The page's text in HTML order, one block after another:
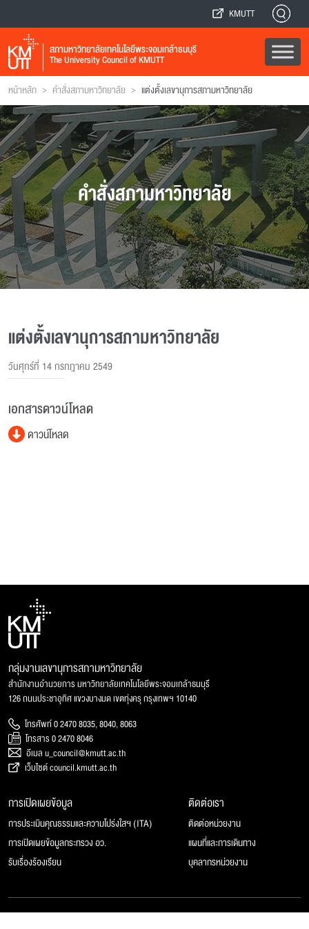
KMUTT
สภามหาวิทยาลัยเทคโนโลยีพระจอมเกล้าธนบุรี
The University Council of KMUTT
หน้าหลัก > คำสั่งสภามหาวิทยาลัย > แต่งตั้งเลขานุการสภามหาวิทยาลัย
คำสั่งสภามหาวิทยาลัย
แต่งตั้งเลขานุการสภามหาวิทยาลัย
วันศุกร์ที่ 14 กรกฎาคม 2549
เอกสารดาวน์โหลด
ดาวน์โหลด
กลุ่มงานเลขานุการสภามหาวิทยาลัย
สำนักงานอำนวยการ มหาวิทยาลัยเทคโนโลยีพระจอมเกล้าธนบุรี
126 ถนนประชาอุทิศ แขวงบางมด เขตทุ่งครุ กรุงเทพฯ 10140
โทรศัพท์ 0 2470 8035, 8040, 8063
โทรสาร 0 2470 8046
อีเมล u_council@kmutt.ac.th
เว็บไซต์ council.kmutt.ac.th
การเปิดเผยข้อมูล
การประเมินคุณธรรมและความโปร่งใสฯ (ITA)
การเปิดเผยข้อมูลกระทรวง อว.
รับเรื่องร้องเรียน
ติดต่อเรา
ติดต่อหน่วยงาน
แผนที่และการเดินทาง
บุคลากรหน่วยงาน